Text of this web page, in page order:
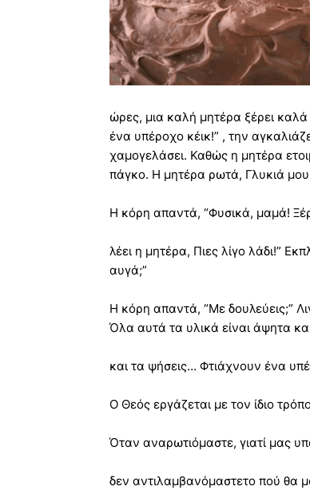
ώρες, μια καλή μητέρα ξέρει καλά
ένα υπέροχο κέικ!” , την
χαμογελάσει. Καθώς η μητέρα
πάγκο. Η μητέρα ρωτά, Γλυκιά
Η κόρη απαντά, “Φυσικά, μαμά!
λέει η μητέρα, Πιες λίγο λάδι!”
αυγά;”
Η κόρη απαντά, “Με δουλεύεις;”
Όλα αυτά τα υλικά είναι άψητα
και τα ψήσεις… Φτιάχνουν ένα
Ο Θεός εργάζεται με τον ίδιο
Όταν αναρωτιόμαστε, γιατί μας
δεν αντιλαμβανόμαστετο πού θα